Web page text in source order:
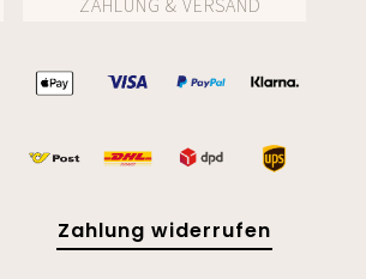
ZAHLUNG & VERSAND
Zahlung widerrufen